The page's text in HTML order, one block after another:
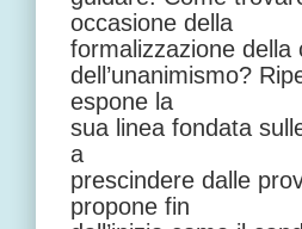
occasione della
formalizzazione della
dell’unanimismo?
espone la
sua linea fondata
a
prescindere dalle
propone fin